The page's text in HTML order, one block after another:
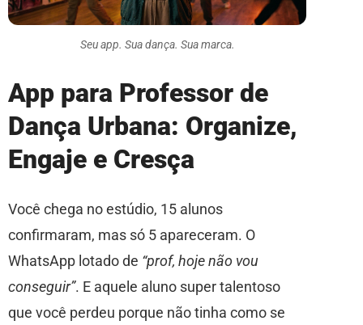
Seu app. Sua dança. Sua marca.
App para Professor de
Dança Urbana: Organize,
Engaje e Cresça
Você chega no estúdio, 15 alunos
confirmaram, mas só 5 apareceram. O
WhatsApp lotado de “prof, hoje não vou
conseguir”. E aquele aluno super talentoso
que você perdeu porque não tinha como se